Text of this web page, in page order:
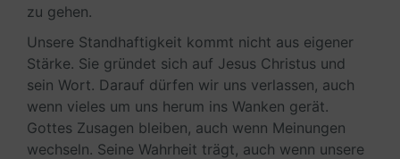
zu gehen.
Unsere Standhaftigkeit kommt nicht aus eigener
Stärke. Sie gründet sich auf Jesus Christus und
sein Wort. Darauf dürfen wir uns verlassen, auch
wenn vieles um uns herum ins Wanken gerät.
Gottes Zusagen bleiben, auch wenn Meinungen
wechseln. Seine Wahrheit trägt, auch wenn unsere